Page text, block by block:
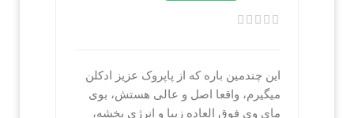
این چندمین باره که از پاپروک عزیز ادکلن
میگیرم، واقعا اصل و عالی هستش، بوی
مای وی فوق العاده زیبا و انرژی بخشه،